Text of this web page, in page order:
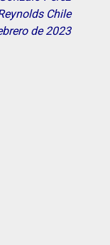
Chile
de 2023